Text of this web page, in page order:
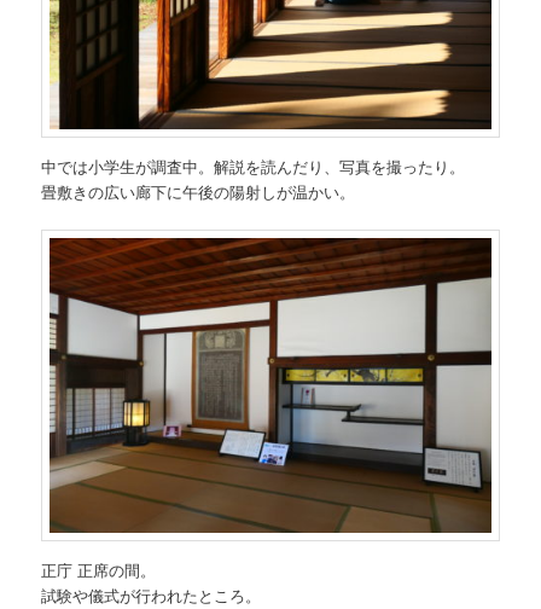
中では小学生が調査中。解説を読んだり、写真を撮ったり。
畳敷きの広い廊下に午後の陽射しが温かい。
正庁 正席の間。
試験や儀式が行われたところ。